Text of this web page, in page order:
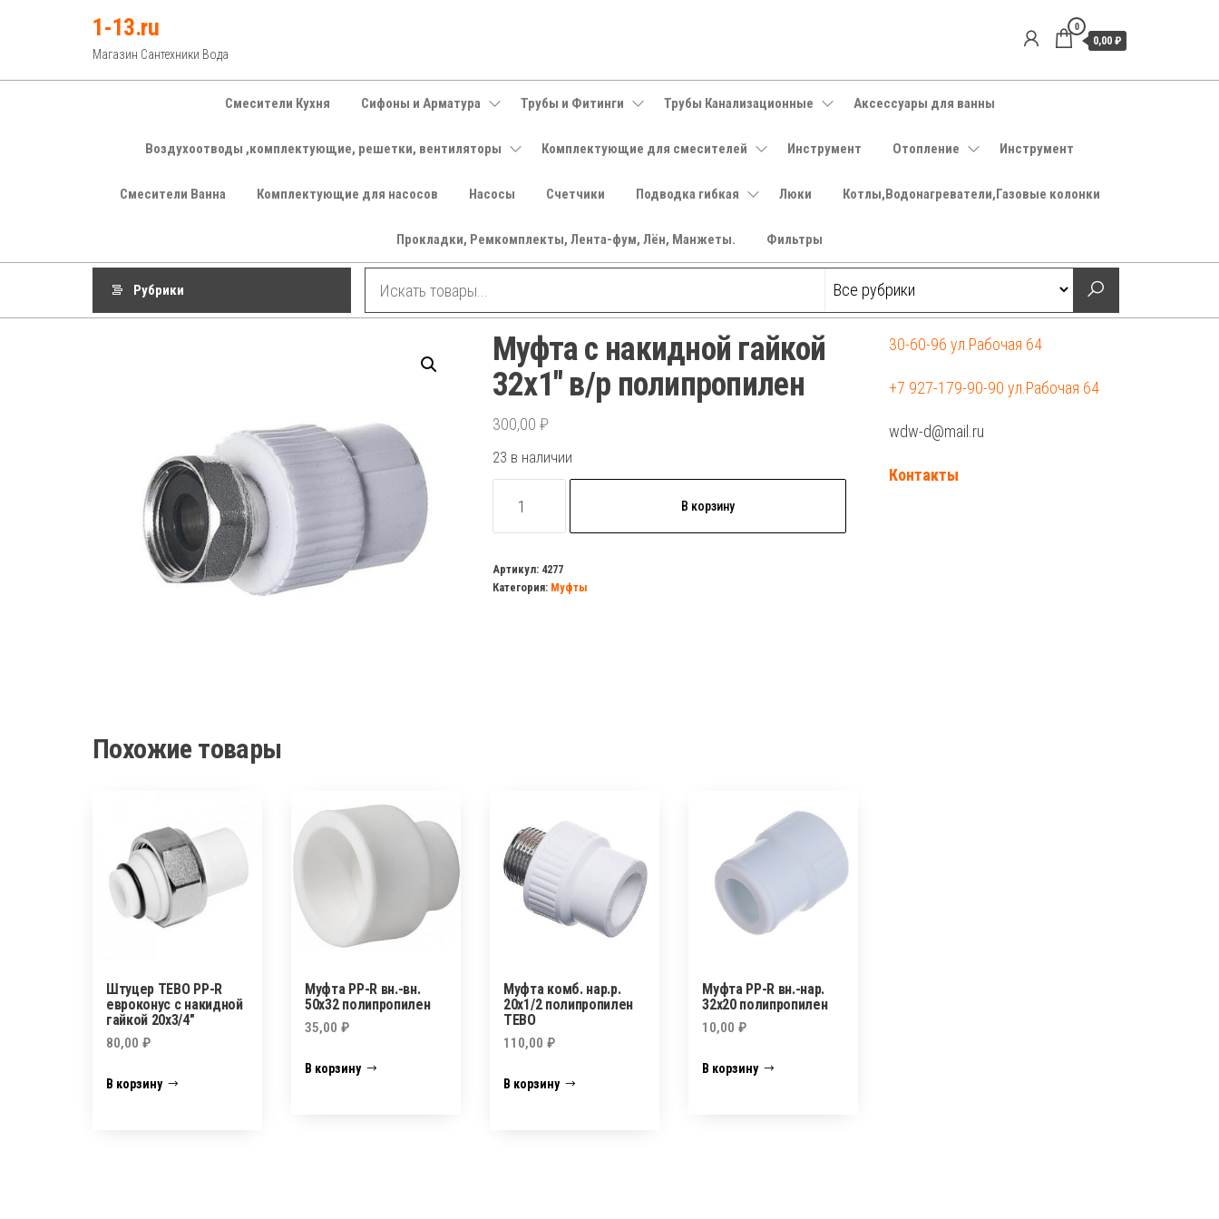
1-13.ru
Магазин Сантехники Вода
0
0,00 ₽
Смесители Кухня Сифоны и Арматура Трубы и Фитинги Трубы Канализационные Аксессуары для ванны
Воздухоотводы ,комплектующие, решетки, вентиляторы Комплектующие для смесителей Инструмент Отопление Инструмент
Смесители Ванна Комплектующие для насосов Насосы Счетчики Подводка гибкая Люки Котлы,Водонагреватели,Газовые колонки
Прокладки, Ремкомплекты, Лента-фум, Лён, Манжеты. Фильтры
Рубрики
Муфта с накидной гайкой
32х1″ в/р полипропилен
300,00 ₽
23 в наличии
товара
с
накидной
В корзину
Артикул: 4277
Категория: Муфты
Похожие товары
Штуцер TEBO PP-R
евроконус с накидной
гайкой 20х3/4″
80,00 ₽
В корзину
Муфта PP-R вн.-вн.
50х32 полипропилен
35,00₽
В корзину
Муфта комб. нар.р.
20х1/2 полипропилен
TEBO
110,00₽
В корзину
Муфта PP-R вн.-нар.
32х20 полипропилен
10,00₽
В корзину
30-60-96 ул.Рабочая 64
+7 927-179-90-90 ул.Рабочая 64
wdw-d@mail.ru
Контакты